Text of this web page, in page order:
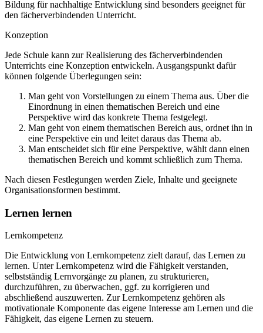
Bildung für nachhaltige Entwicklung sind besonders geeignet für
den fächerverbindenden Unterricht.
Konzeption
Jede Schule kann zur Realisierung des fächerverbindenden
Unterrichts eine Konzeption entwickeln. Ausgangspunkt dafür
können folgende Überlegungen sein:
Man geht von Vorstellungen zu einem Thema aus. Über die
Einordnung in einen thematischen Bereich und eine
Perspektive wird das konkrete Thema festgelegt.
Man geht von einem thematischen Bereich aus, ordnet ihn in
eine Perspektive ein und leitet daraus das Thema ab.
Man entscheidet sich für eine Perspektive, wählt dann einen
thematischen Bereich und kommt schließlich zum Thema.
Nach diesen Festlegungen werden Ziele, Inhalte und geeignete
Organisationsformen bestimmt.
Lernen lernen
Lernkompetenz
Die Entwicklung von Lernkompetenz zielt darauf, das Lernen zu
lernen. Unter Lernkompetenz wird die Fähigkeit verstanden,
selbstständig Lernvorgänge zu planen, zu strukturieren,
durchzuführen, zu überwachen, ggf. zu korrigieren und
abschließend auszuwerten. Zur Lernkompetenz gehören als
motivationale Komponente das eigene Interesse am Lernen und die
Fähigkeit, das eigene Lernen zu steuern.